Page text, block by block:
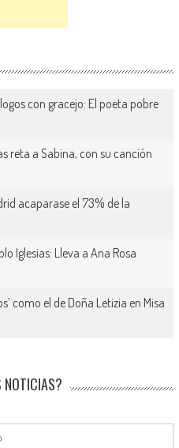
con gracejo: El poeta pobre
reta a Sabina, con su canción
acaparase el 73% de la
Iglesias: Lleva a Ana Rosa
como el de Doña Letizia en Misa
NOTICIAS?